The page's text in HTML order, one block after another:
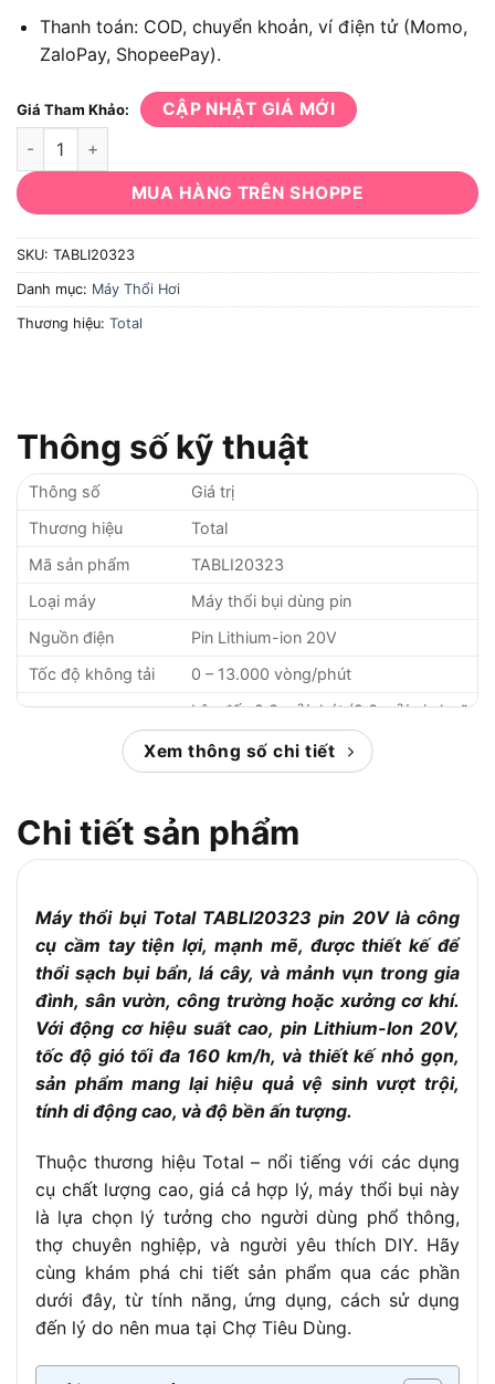
Thanh toán: COD, chuyển khoản, ví điện tử (Momo,
ZaloPay, ShopeePay).
Giá Tham Khảo: CẬP NHẬT GIÁ MỚI
Máy thổi bụi Total TABLI20323 số lượng
MUA HÀNG TRÊN SHOPPE
SKU: TABLI20323
Danh mục: Máy Thổi Hơi
Thương hiệu: Total
Thông số kỹ thuật
Thông số
Giá trị
Thương hiệu
Total
Mã sản phẩm
TABLI20323
Loại máy
Máy thổi bụi dùng pin
Nguồn điện
Pin Lithium-ion 20V
Tốc độ không tải
0 – 13.000 vòng/phút
Lên đến 2.3 m³/phút (2.3 m³/min hoặc
~38.3 lít/giây)
Lưu lượng gió
Khoảng 2.3 m³/phút
tương thích
sạc)
Thổi bụi, thổi lá, làm sạch thiết bị &
Trọng lượng
Khoảng 1.5 – 1.7 kg (chưa gồm pin)
Chế độ hoạt động
1 tay, có cò điều tốc linh hoạt
Thân máy
Vỏ nhựa ABS bền nhẹ, cách điện tốt
Phụ kiện đi kèm
1 đầu thổi (vòi thổi)
Sử dụng pin
Total 20V (tương thích hệ sinh thái
Total P20S)
Xem thông số chi tiết
Chi tiết sản phẩm
Máy thổi bụi Total TABLI20323 pin 20V là công
cụ cầm tay tiện lợi, mạnh mẽ, được thiết kế để
thổi sạch bụi bẩn, lá cây, và mảnh vụn trong gia
đình, sân vườn, công trường hoặc xưởng cơ khí.
Với động cơ hiệu suất cao, pin Lithium-Ion 20V,
tốc độ gió tối đa 160 km/h, và thiết kế nhỏ gọn,
sản phẩm mang lại hiệu quả vệ sinh vượt trội,
tính di động cao, và độ bền ấn tượng.
Thuộc thương hiệu Total – nổi tiếng với các dụng
cụ chất lượng cao, giá cả hợp lý, máy thổi bụi này
là lựa chọn lý tưởng cho người dùng phổ thông,
thợ chuyên nghiệp, và người yêu thích DIY. Hãy
cùng khám phá chi tiết sản phẩm qua các phần
dưới đây, từ tính năng, ứng dụng, cách sử dụng
đến lý do nên mua tại Chợ Tiêu Dùng.